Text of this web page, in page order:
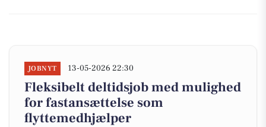
JOBNYT 13-05-2026 22:30
Fleksibelt deltidsjob med mulighed
for fastansættelse som
flyttemedhjælper